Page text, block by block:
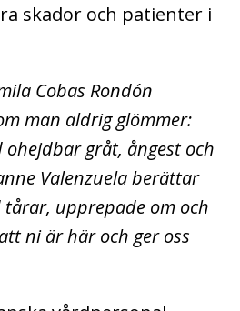
skador och patienter i
Cobas Rondón
man aldrig glömmer:
gråt, ångest och
Valenzuela berättar
upprepade om och
ni är här och ger oss